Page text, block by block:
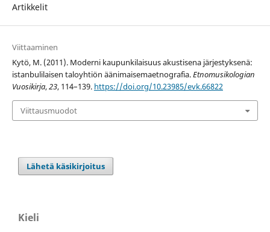
Artikkelit
Viittaaminen
Kytö, M. (2011). Moderni kaupunkilaisuus akustisena järjestyksenä:
istanbulilaisen taloyhtiön äänimaisemaetnografia.Etnomusikologian
Vuosikirja,23, 114–139. https://doi.org/10.23985/evk.66822
Viittausmuodot
Lähetä käsikirjoitus
Kieli